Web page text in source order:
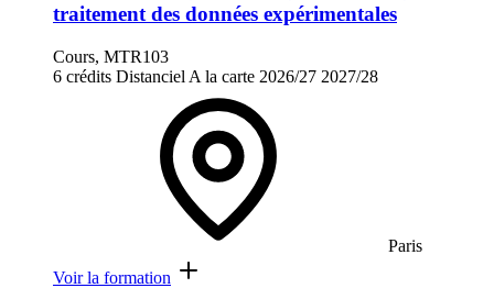
traitement des données expérimentales
Cours, MTR103
6 crédits Distanciel A la carte 2026/27 2027/28
Paris
Voir la formation